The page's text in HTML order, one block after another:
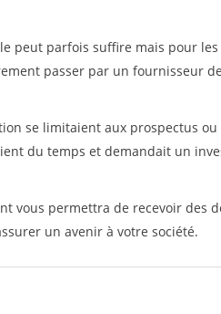
peut parfois suffire mais pour
passer par un fournisseur
se limitaient aux prospectus
du temps et demandait un
vous permettra de recevoir des
un avenir à votre société.